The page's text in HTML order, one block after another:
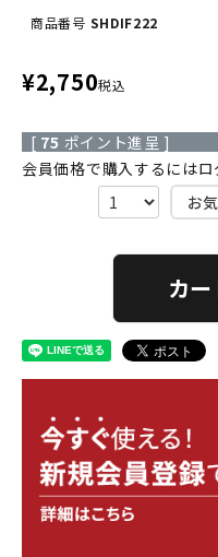
商品番号 SHDIF222
¥2,750税込
[ 75 ポイント進呈 ]
会員価格で購入するにはロ
お
カ